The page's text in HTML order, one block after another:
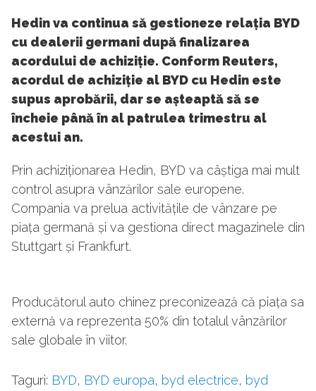
Hedin va continua să gestioneze relația BYD
cu dealerii germani după finalizarea
acordului de achiziție. Conform Reuters,
acordul de achiziție al BYD cu Hedin este
supus aprobării, dar se așteaptă să se
încheie până în al patrulea trimestru al
acestui an.
Prin achiziționarea Hedin, BYD va câștiga mai mult
control asupra vânzărilor sale europene.
Compania va prelua activitățile de vânzare pe
piața germană și va gestiona direct magazinele din
Stuttgart și Frankfurt.
Producătorul auto chinez preconizează că piața sa
externă va reprezenta 50% din totalul vânzărilor
sale globale în viitor.
Taguri: BYD, BYD europa, byd electrice, byd